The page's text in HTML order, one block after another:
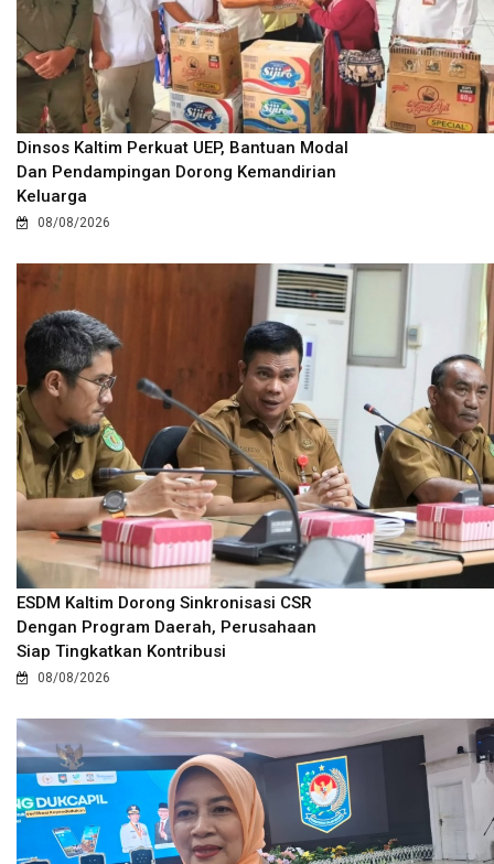
Dinsos Kaltim Perkuat UEP, Bantuan Modal
Dan Pendampingan Dorong Kemandirian
Keluarga
08/08/2026
ESDM Kaltim Dorong Sinkronisasi CSR
Dengan Program Daerah, Perusahaan
Siap Tingkatkan Kontribusi
08/08/2026